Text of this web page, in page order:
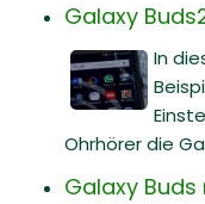
Galaxy
In
Ohrhörer die
Galaxy